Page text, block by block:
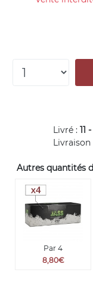
Livré : 11
Livraison
Autres quantités
Par 4
8,80€